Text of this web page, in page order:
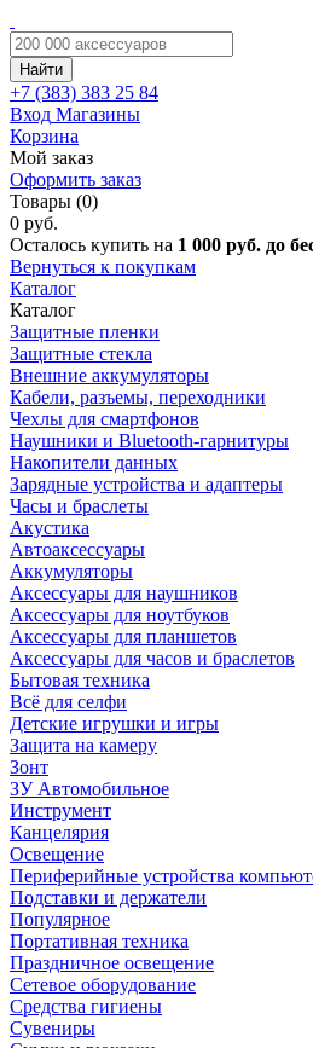
Найти
+7 (383) 383 25 84
Вход Магазины
Корзина
Мой заказ
Оформить заказ
Товары (0)
0 руб.
Осталось купить на 1 000 руб. до
Вернуться к покупкам
Каталог
Каталог
Защитные пленки
Защитные стекла
Внешние аккумуляторы
Кабели, разъемы, переходники
Чехлы для смартфонов
Наушники и Bluetooth-гарнитуры
Накопители данных
Зарядные устройства и адаптеры
Часы и браслеты
Акустика
Автоаксессуары
Аккумуляторы
Аксессуары для наушников
Аксессуары для ноутбуков
Аксессуары для планшетов
Аксессуары для часов и браслетов
Бытовая техника
Всё для селфи
Детские игрушки и игры
Защита на камеру
Зонт
ЗУ Автомобильное
Инструмент
Канцелярия
Освещение
Периферийные устройства
Подставки и держатели
Популярное
Портативная техника
Праздничное освещение
Сетевое оборудование
Средства гигиены
Сувениры